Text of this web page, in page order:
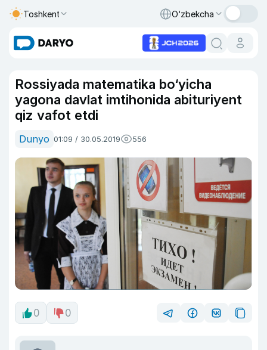
Toshkent O‘zbekcha
Rossiyada matematika bo‘yicha
yagona davlat imtihonida abituriyent
qiz vafot etdi
Dunyo 01:09 / 30.05.2019 556
0 0